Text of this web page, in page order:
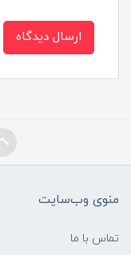
ارسال دیدگاه
منوی وب‌سایت
تماس با ما